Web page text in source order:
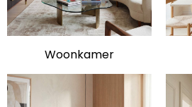
Woonkamer